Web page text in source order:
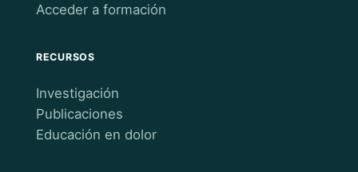
Acceder a formación
RECURSOS
Investigación
Publicaciones
Educación en dolor